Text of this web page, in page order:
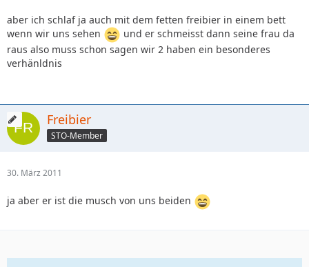
aber ich schlaf ja auch mit dem fetten freibier in einem bett
wenn wir uns sehen
und er schmeisst dann seine frau da
raus also muss schon sagen wir 2 haben ein besonderes
verhänldnis
Freibier
STO-Member
30. März 2011
ja aber er ist die musch von uns beiden